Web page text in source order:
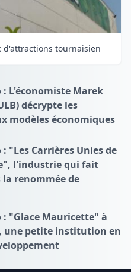
d'attractions tournaisien
: L'économiste Marek
décrypte les
modèles économiques
: "Les Carrières Unies de
l'industrie qui fait
renommée de
: "Glace Mauricette" à
une petite institution en